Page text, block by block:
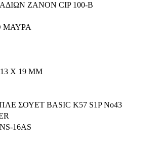
ZANON CIP 100-B
ΜΑΥΡΑ
Χ 19 MM
ΣΟΥΕΤ BASIC K57 S1P Νο43
16AS